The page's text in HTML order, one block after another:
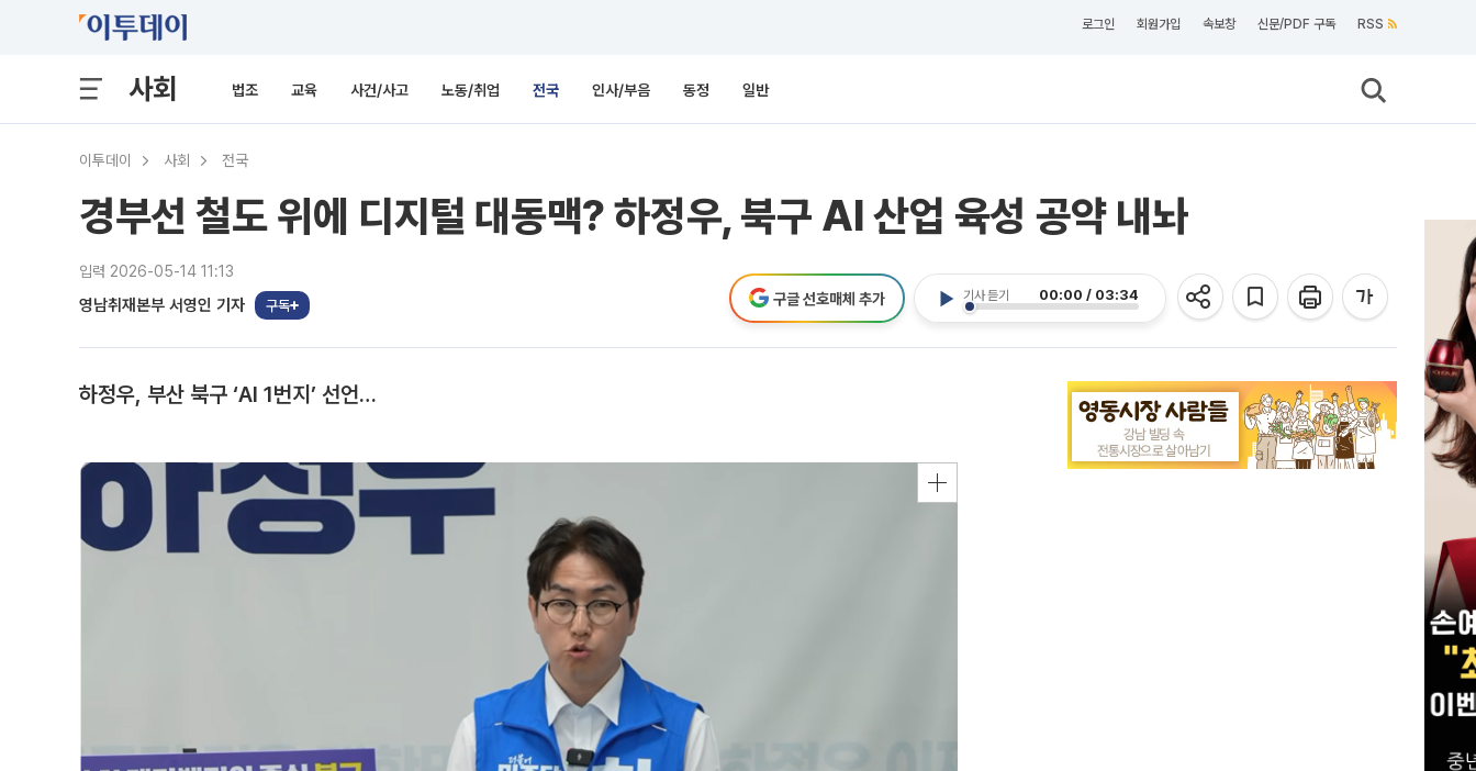
로그인 회원가입 속보창 신문/PDF 구독 RSS
사회 법조 교육 사건/사고 노동/취업 전국 인사/부음 동정 일반
이투데이 사회 전국
경부선 철도 위에 디지털 대동맥? 하정우, 북구 AI 산업 육성 공약 내놔
입력 2026-05-14 11:13
영남취재본부 서영인 기자 구독
기사 듣기 00:00 / 03:34
구글 선호매체 추가
하정우, 부산 북구 ‘AI 1번지’ 선언…